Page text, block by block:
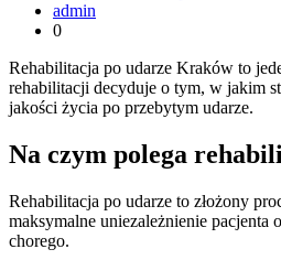
admin
0
Rehabilitacja po udarze Kraków to
rehabilitacji decyduje o tym, w jakim
jakości życia po przebytym udarze.
Na czym polega
Rehabilitacja po udarze to złożony
maksymalne uniezależnienie
chorego.